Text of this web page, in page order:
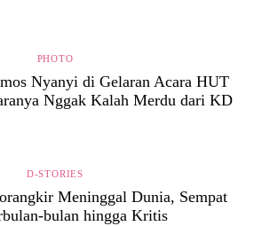
PHOTO
Nyanyi di Gelaran Acara HUT
Nggak Kalah Merdu dari KD
D-STORIES
Meninggal Dunia, Sempat
bulan hingga Kritis